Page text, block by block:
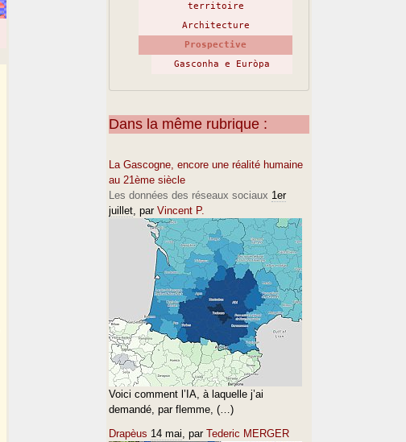
territoire
Architecture
Prospective
Gasconha e Euròpa
Dans la même rubrique :
La Gascogne, encore une réalité humaine
au 21ème siècle
Les données des réseaux sociaux 1er
juillet, par Vincent P.
Voici comment l’IA, à laquelle j’ai
demandé, par flemme, (…)
Drapèus 14 mai, par Tederic MERGER